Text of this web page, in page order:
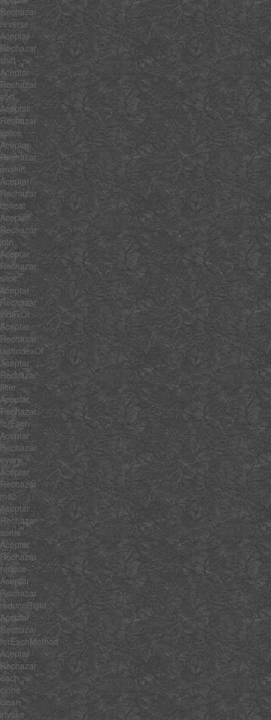
Rechazar
reverse
Aceptar
Rechazar
shift
Aceptar
Rechazar
sort
Aceptar
Rechazar
splice
Aceptar
Rechazar
unshift
Aceptar
Rechazar
concat
Aceptar
Rechazar
join
Aceptar
Rechazar
slice
Aceptar
Rechazar
indexOf
Aceptar
Rechazar
lastIndexOf
Aceptar
Rechazar
filter
Aceptar
Rechazar
forEach
Aceptar
Rechazar
every
Aceptar
Rechazar
map
Aceptar
Rechazar
some
Aceptar
Rechazar
reduce
Aceptar
Rechazar
reduceRight
Aceptar
Rechazar
forEachMethod
Aceptar
Rechazar
each
clone
clean
invoke